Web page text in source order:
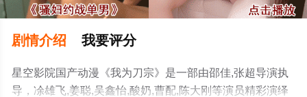
剧情介绍 我要评分
星空影院国产动漫《我为刀宗》是一部由邵佳,张超导演执
导，凃雄飞,姜聪,吴鑫怡,酸奶,曹配,陈大刚等演员精彩演绎